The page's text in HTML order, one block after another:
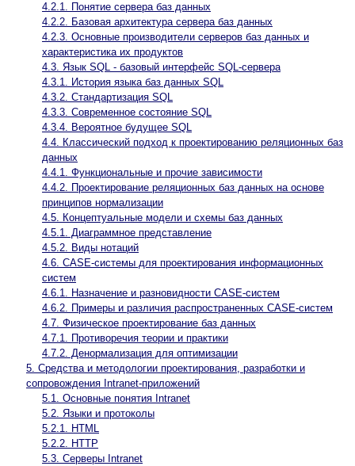
4.2.1. Понятие сервера баз данных
4.2.2. Базовая архитектура сервера баз данных
4.2.3. Основные производители серверов баз данных и
характеристика их продуктов
4.3. Язык SQL - базовый интерфейс SQL-сервера
4.3.1. История языка баз данных SQL
4.3.2. Стандартизация SQL
4.3.3. Современное состояние SQL
4.3.4. Вероятное будущее SQL
4.4. Классический подход к проектированию реляционных баз
данных
4.4.1. Функциональные и прочие зависимости
4.4.2. Проектирование реляционных баз данных на основе
принципов нормализации
4.5. Концептуальные модели и схемы баз данных
4.5.1. Диаграммное представление
4.5.2. Виды нотаций
4.6. CASE-системы для проектирования информационных
систем
4.6.1. Назначение и разновидности CASE-систем
4.6.2. Примеры и различия распространенных CASE-систем
4.7. Физическое проектирование баз данных
4.7.1. Противоречия теории и практики
4.7.2. Денормализация для оптимизации
5. Средства и методологии проектирования, разработки и
сопровождения Intranet-приложений
5.1. Основные понятия Intranet
5.2. Языки и протоколы
5.2.1. HTML
5.2.2. HTTP
5.3. Серверы Intranet